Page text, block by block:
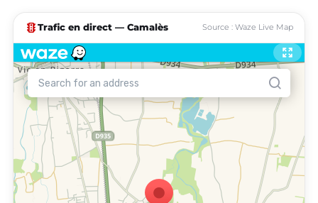
traffic Trafic en direct — Camalès Source : Waze Live Map